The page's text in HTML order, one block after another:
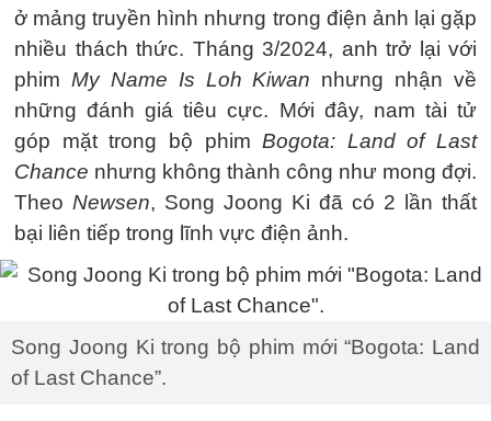
ở mảng truyền hình nhưng trong điện ảnh lại gặp
nhiều thách thức. Tháng 3/2024, anh trở lại với
phim My Name Is Loh Kiwan nhưng nhận về
những đánh giá tiêu cực. Mới đây, nam tài tử
góp mặt trong bộ phimBogota: Land of Last
Chance nhưng không thành công như mong đợi.
Theo Newsen, Song Joong Ki đã có 2 lần thất
bại liên tiếp trong lĩnh vực điện ảnh.
Song Joong Ki trong bộ phim mới “Bogota: Land
of Last Chance”.